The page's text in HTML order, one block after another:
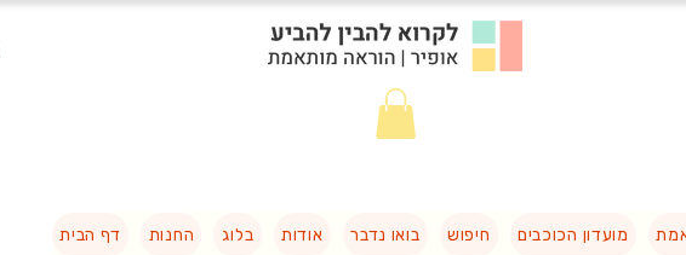
דף הבית החנות בלוג אודות בואו נדבר חיפוש מועדון הכוכבים